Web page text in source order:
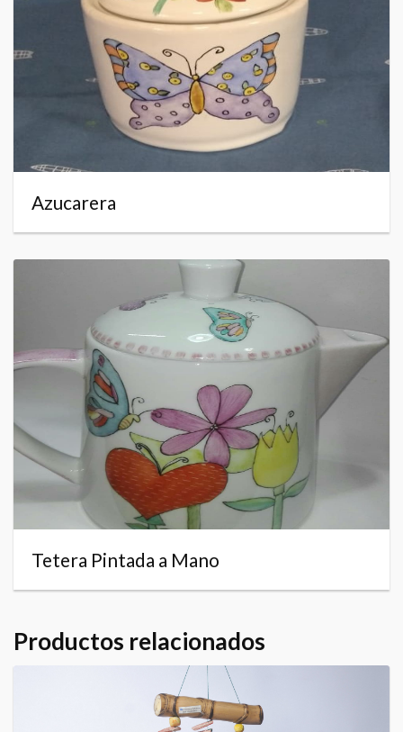
Azucarera
Tetera Pintada a Mano
Productos relacionados